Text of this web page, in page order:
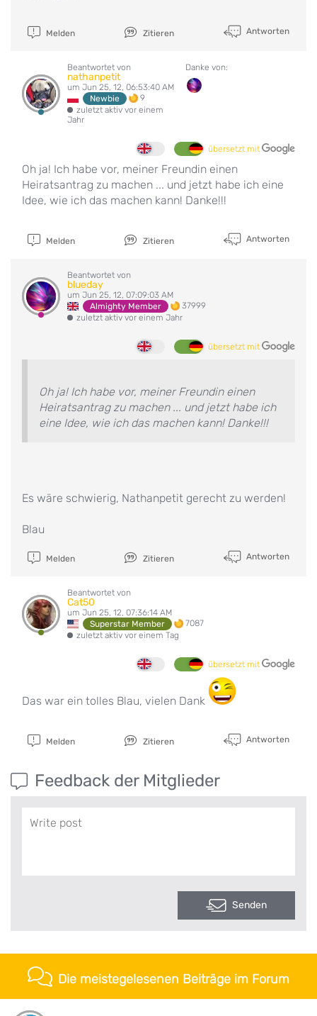
Melden Zitieren Antworten
Beantwortet von
nathanpetit
um Jun 25, 12, 06:53:40 AM
Newbie
9
zuletzt aktiv vor einem
Jahr
Danke von:
übersetzt mit
Oh ja! Ich habe vor, meiner Freundin einen
Heiratsantrag zu machen ... und jetzt habe ich eine
Idee, wie ich das machen kann! Danke!!!
Melden Zitieren Antworten
Beantwortet von
blueday
um Jun 25, 12, 07:09:03 AM
Almighty Member
37999
zuletzt aktiv vor einem Jahr
übersetzt mit
Oh ja! Ich habe vor, meiner Freundin einen
Heiratsantrag zu machen ... und jetzt habe ich
eine Idee, wie ich das machen kann! Danke!!!
Es wäre schwierig, Nathanpetit gerecht zu werden!
Blau
Melden Zitieren Antworten
Beantwortet von
Cat50
um Jun 25, 12, 07:36:14 AM
Superstar Member
7087
zuletzt aktiv vor einem Tag
übersetzt mit
Das war ein tolles Blau, vielen Dank
Melden Zitieren Antworten
Feedback der Mitglieder
Senden
Die meistegelesenen Beiträge im Forum